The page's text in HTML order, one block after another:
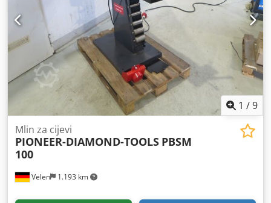
1 /9
Velen 1.193 km
Mlin za cijevi
PIONEER-DIAMOND-TOOLS PBSM
100